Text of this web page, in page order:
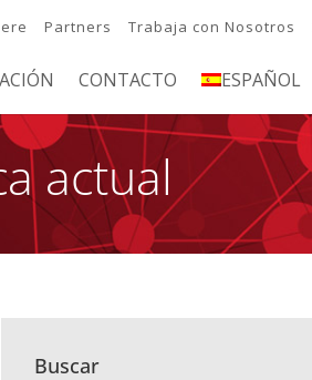
Partners Trabaja con Nosotros
CONTACTO ESPAÑOL
actual
Buscar